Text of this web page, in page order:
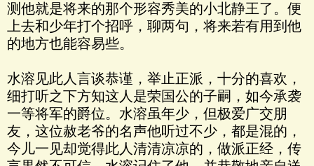
测他就是将来的那个形容秀美的小北静王了。便
上去和少年打个招呼，聊两句，将来若有用到他
的地方也能容易些。
水溶见此人言谈恭谨，举止正派，十分的喜欢，
细打听之下方知这人是荣国公的子嗣，如今承袭
一等将军的爵位。水溶虽年少，但极爱广交朋
友，这位赦老爷的名声他听过不少，都是混的，
今儿一见却觉得此人清清凉凉的，做派正经，传